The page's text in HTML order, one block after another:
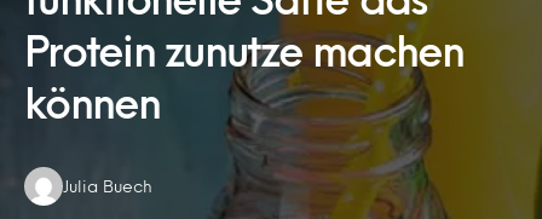
Protein zunutze machen
können
Authors:
Julia Buech